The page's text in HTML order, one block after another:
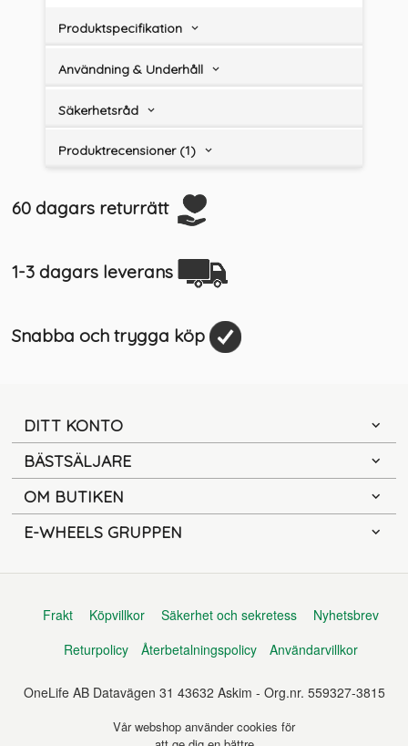
Produktspecifikation
Användning & Underhåll
Säkerhetsråd
Produktrecensioner (1)
60 dagars returrätt
1-3 dagars leverans
Snabba och trygga köp
DITT KONTO
BÄSTSÄLJARE
OM BUTIKEN
E-WHEELS GRUPPEN
Frakt Köpvillkor Säkerhet och sekretess
Nyhetsbrev
Returpolicy
Återbetalningspolicy Användarvillkor
OneLife AB Datavägen 31 43632 Askim - Org.nr. 559327-3815
Vår webshop använder cookies för